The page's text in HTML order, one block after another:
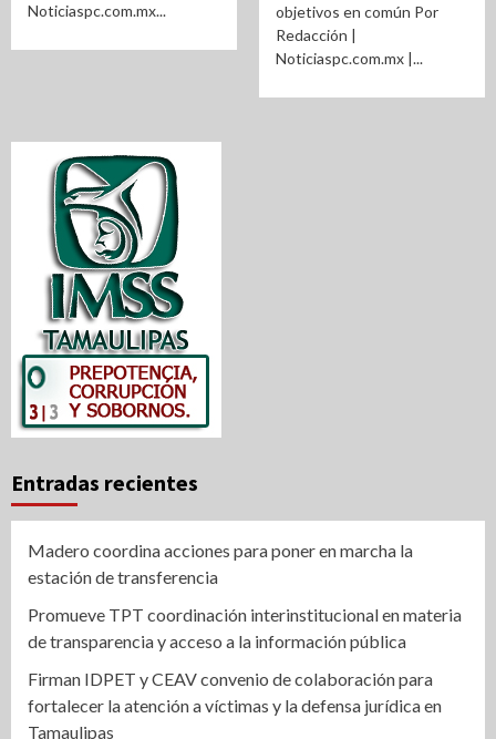
Noticiaspc.com.mx...
objetivos en común Por
Redacción |
Noticiaspc.com.mx |...
Entradas recientes
Madero coordina acciones para poner en marcha la
estación de transferencia
Promueve TPT coordinación interinstitucional en materia
de transparencia y acceso a la información pública
Firman IDPET y CEAV convenio de colaboración para
fortalecer la atención a víctimas y la defensa jurídica en
Tamaulipas